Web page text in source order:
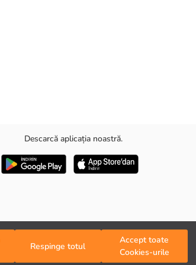
Respinge totul
Accept toate
Cookies-urile
Descarcă aplicația noastră.